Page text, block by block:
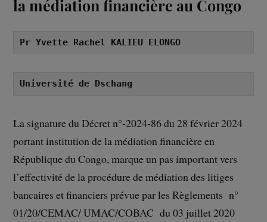
la médiation financière au Congo
Pr Yvette Rachel KALIEU ELONGO
Université de Dschang
La signature du Décret n°-2024-86 du 28 février 2024
portant institution de la médiation financière en
République du Congo, marque un pas important vers
l’effectivité de la procédure de médiation des litiges
bancaires et financiers prévue par les Règlements n°
01/20/CEMAC/ UMAC/COBAC du 03 juillet 2020